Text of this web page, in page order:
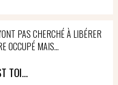
PAS CHERCHÉ À LIBÉRER
OCCUPÉ MAIS...
TOI...